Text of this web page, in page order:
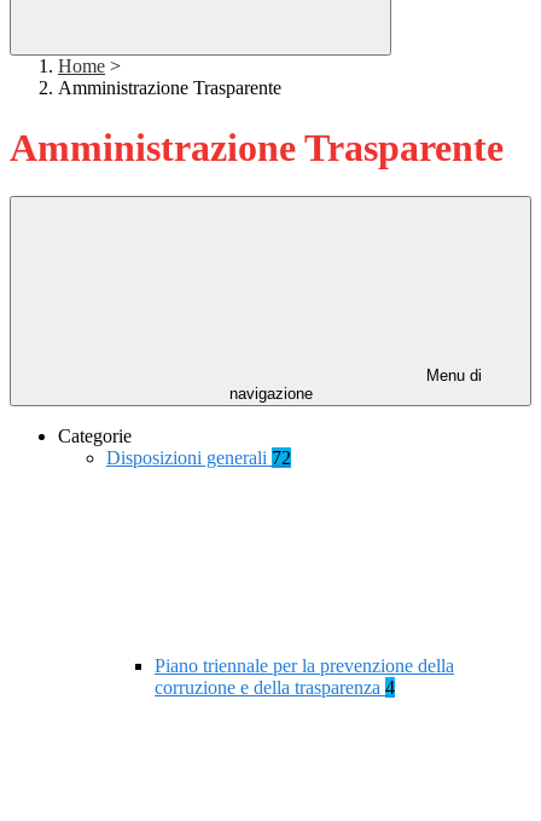
Home >
Amministrazione Trasparente
Amministrazione Trasparente
Menu di
navigazione
Categorie
Disposizioni generali 72
Piano triennale per la prevenzione della
corruzione e della trasparenza 4